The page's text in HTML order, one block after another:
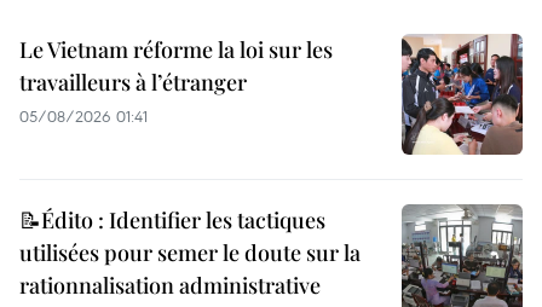
Le Vietnam réforme la loi sur les
travailleurs à l’étranger
05/08/2026 01:41
📝Édito : Identifier les tactiques
utilisées pour semer le doute sur la
rationnalisation administrative